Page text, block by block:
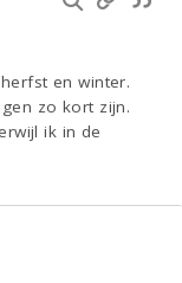
en winter.
zo kort zijn.
ik in de